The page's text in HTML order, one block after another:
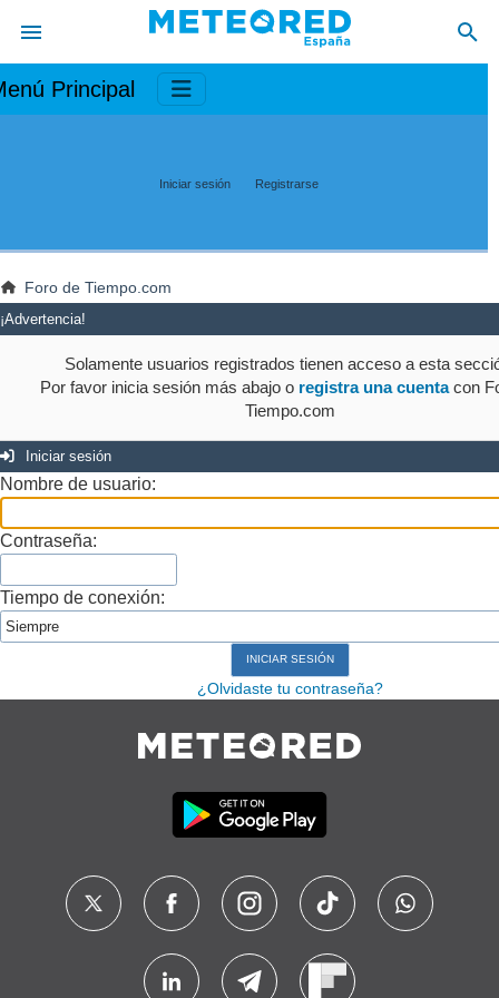
Principal
Iniciar sesión Registrarse
Foro de Tiempo.com
¡Advertencia!
Solamente usuarios registrados tienen acceso a esta
Por favor inicia sesión más abajo o registra una cuentacon
Tiempo.com
Iniciar sesión
Nombre de usuario:
Contraseña:
Tiempo de conexión:
¿Olvidaste tu contraseña?